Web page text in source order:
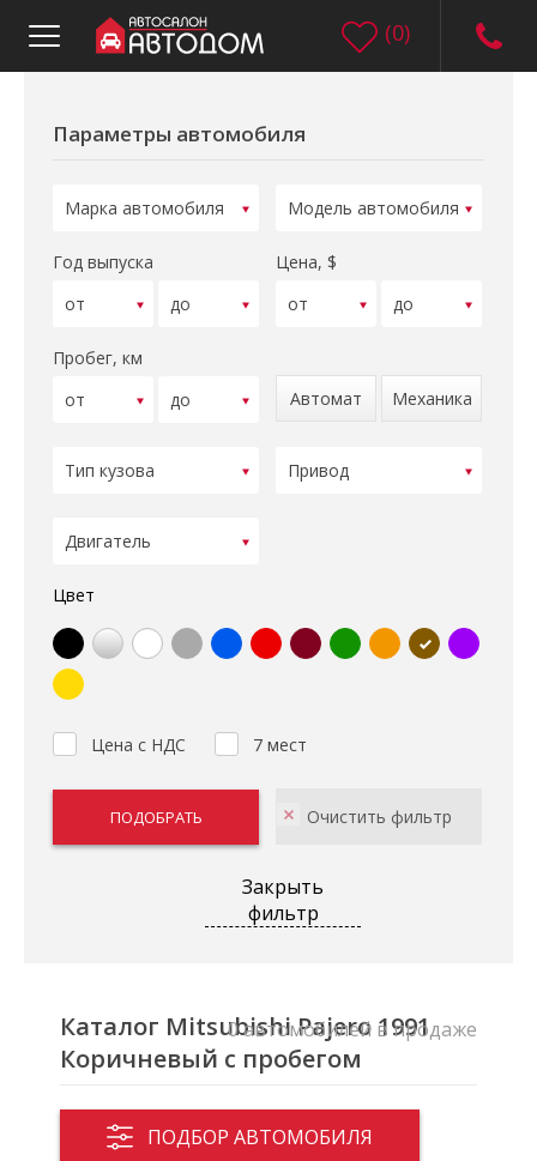
(0)
Параметры автомобиля
Год выпуска Цена, $
Пробег, км
Автомат
Механика
Цвет
Цена с НДС 7 мест
Закрыть
фильтр
Каталог Mitsubishi Pajero 1991
Коричневый с пробегом
ПОДБОР АВТОМОБИЛЯ
0 автомобилей в продаже